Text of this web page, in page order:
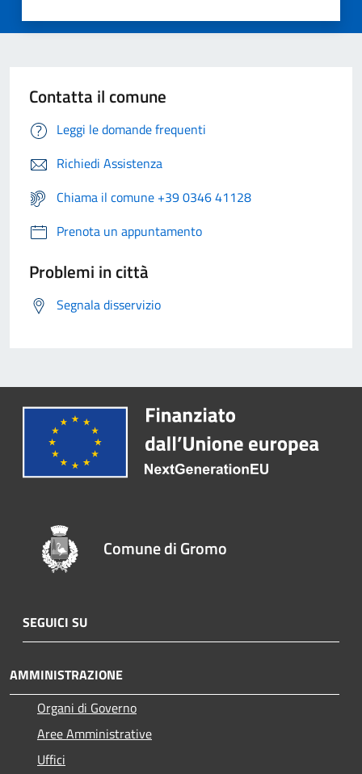
Contatta il comune
Leggi le domande frequenti
Richiedi Assistenza
Chiama il comune +39 0346 41128
Prenota un appuntamento
Problemi in città
Segnala disservizio
Comune di Gromo
SEGUICI SU
AMMINISTRAZIONE
Organi di Governo
Aree Amministrative
Uffici